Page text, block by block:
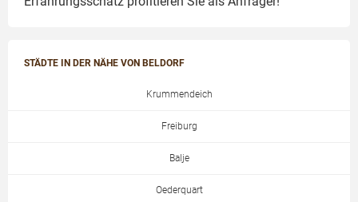
STÄDTE IN DER NÄHE VON BELDORF
Krummendeich
Freiburg
Balje
Oederquart